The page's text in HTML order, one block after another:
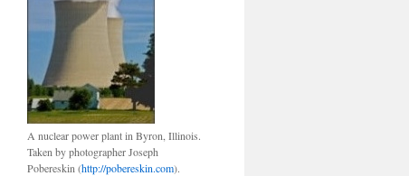
A nuclear power plant in Byron, Illinois.
Taken by photographer Joseph
Pobereskin (http://pobereskin.com).